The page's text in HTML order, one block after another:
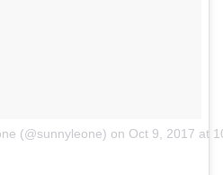
(@sunnyleone) on Oct 9, 2017 at